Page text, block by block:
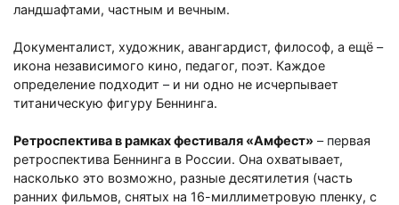
ландшафтами, частным и вечным.
Документалист, художник, авангардист, философ, а ещё –
икона независимого кино, педагог, поэт. Каждое
определение подходит – и ни одно не исчерпывает
титаническую фигуру Беннинга.
Ретроспектива в рамках фестиваля «Амфест» – первая
ретроспектива Беннинга в России. Она охватывает,
насколько это возможно, разные десятилетия (часть
ранних фильмов, снятых на 16-миллиметровую пленку, с